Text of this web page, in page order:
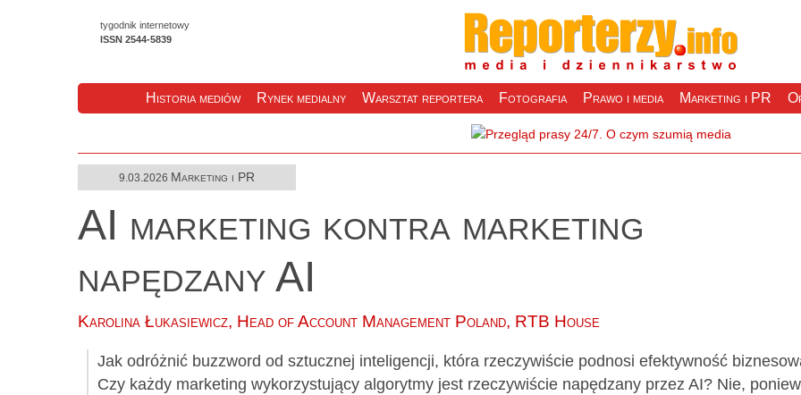
Historia mediów Rynek medialny Warsztat reportera Fotografia Prawo i media Marketing i PR
tygodnik internetowy
ISSN 2544-5839
9.03.2026 Marketing i PR
AI marketing kontra marketing
napędzany AI
Karolina Łukasiewicz, Head of Account Management Poland, RTB House
Jak odróżnić buzzword od sztucznej inteligencji, która rzeczywiście podnosi efektywność
Czy każdy marketing wykorzystujący algorytmy jest rzeczywiście napędzany przez AI? Nie,